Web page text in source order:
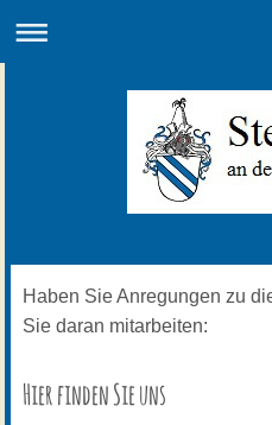
Haben Sie Anregungen zu
Sie daran mitarbeiten:
Hier finden Sie uns